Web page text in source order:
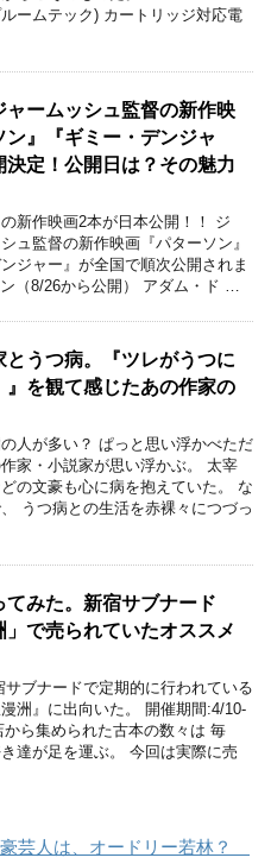
ームテック) カートリッジ対応電
ャームッシュ監督の新作映
ン』『ギミー・デンジャ
決定！公開日は？その魅力
新作映画2本が日本公開！！ ジ
ュ監督の新作映画『パターソン』
ジャー』が全国で順次公開されま
（8/26から公開） アダム・ド …
とうつ病。『ツレがうつに
』を観て感じたあの作家の
人が多い？ ぱっと思い浮かべただ
家・小説家が思い浮かぶ。 太宰
の文豪も心に病を抱えていた。 な
うつ病との生活を赤裸々につづっ
てみた。新宿サブナード
」で売られていたオススメ
サブナードで定期的に行われている
洲』に出向いた。 開催期間:4/10-
ら集められた古本の数々は 毎
達が足を運ぶ。 今回は実際に売
芸人は、オードリー若林？